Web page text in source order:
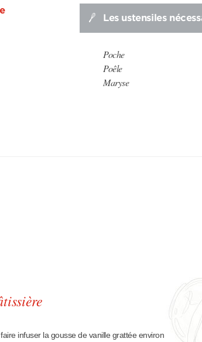
Les ustensiles
Poche
Poêle
Maryse
infuser la gousse de vanille grattée environ